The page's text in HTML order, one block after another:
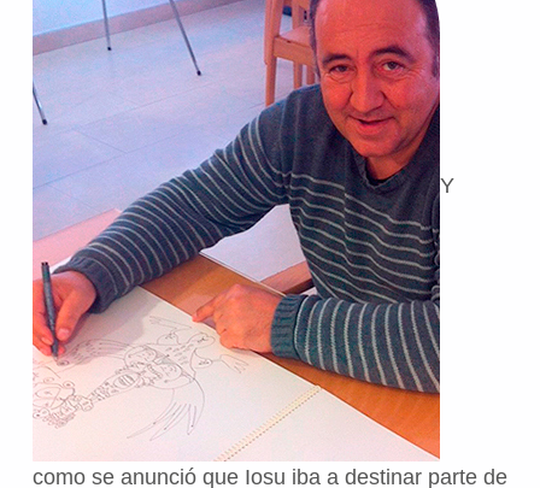
Y
como se anunció que Iosu iba a destinar parte de